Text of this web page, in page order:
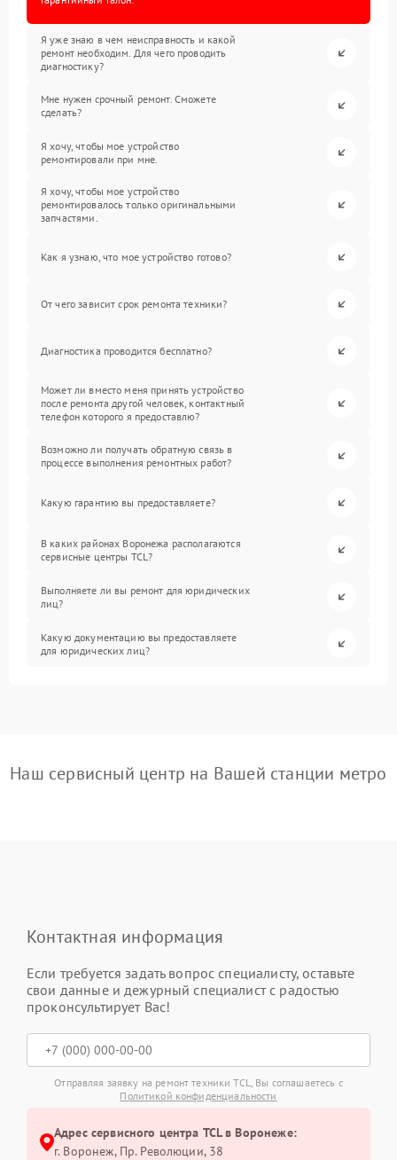
Я уже знаю в чем неисправность и какой
ремонт необходим. Для чего проводить
диагностику?
Мне нужен срочный ремонт. Сможете
сделать?
Я хочу, чтобы мое устройство
ремонтировали при мне.
Я хочу, чтобы мое устройство
ремонтировалось только оригинальными
запчастями.
Как я узнаю, что мое устройство готово?
От чего зависит срок ремонта техники?
Диагностика проводится бесплатно?
Может ли вместо меня принять устройство
после ремонта другой человек, контактный
телефон которого я предоставлю?
Возможно ли получать обратную связь в
процессе выполнения ремонтных работ?
Какую гарантию вы предоставляете?
В каких районах Воронежа располагаются
сервисные центры TCL?
Выполняете ли вы ремонт для юридических
лиц?
Какую документацию вы предоставляете
для юридических лиц?
Наш сервисный центр на Вашей станции метро
Контактная информация
Если требуется задать вопрос специалисту, оставьте
свои данные и дежурный специалист с радостью
проконсультирует Вас!
Отправляя заявку на ремонт техники TCL, Вы соглашаетесь с
Политикой конфиденциальности
Адрес сервисного центра TCL в Воронеже:
г. Воронеж, Пр. Революции, 38